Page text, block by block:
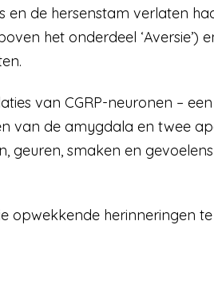
de hersenstam verlaten
het onderdeel ‘Aversie’)
van CGRP-neuronen –
van de amygdala en twee
geuren, smaken en
opwekkende herinneringen